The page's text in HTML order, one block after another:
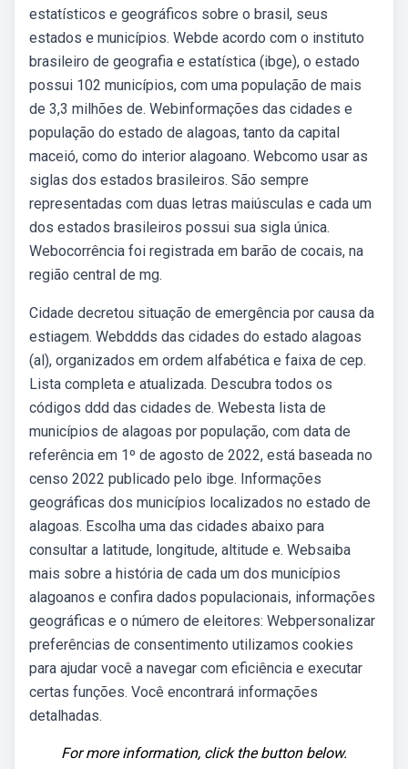
estatísticos e geográficos sobre o brasil, seus
estados e municípios. Webde acordo com o instituto
brasileiro de geografia e estatística (ibge), o estado
possui 102 municípios, com uma população de mais
de 3,3 milhões de. Webinformações das cidades e
população do estado de alagoas, tanto da capital
maceió, como do interior alagoano. Webcomo usar as
siglas dos estados brasileiros. São sempre
representadas com duas letras maiúsculas e cada um
dos estados brasileiros possui sua sigla única.
Webocorrência foi registrada em barão de cocais, na
região central de mg.
Cidade decretou situação de emergência por causa da
estiagem. Webddds das cidades do estado alagoas
(al), organizados em ordem alfabética e faixa de cep.
Lista completa e atualizada. Descubra todos os
códigos ddd das cidades de. Webesta lista de
municípios de alagoas por população, com data de
referência em 1º de agosto de 2022, está baseada no
censo 2022 publicado pelo ibge. Informações
geográficas dos municípios localizados no estado de
alagoas. Escolha uma das cidades abaixo para
consultar a latitude, longitude, altitude e. Websaiba
mais sobre a história de cada um dos municípios
alagoanos e confira dados populacionais, informações
geográficas e o número de eleitores: Webpersonalizar
preferências de consentimento utilizamos cookies
para ajudar você a navegar com eficiência e executar
certas funções. Você encontrará informações
detalhadas.
For more information, click the button below.